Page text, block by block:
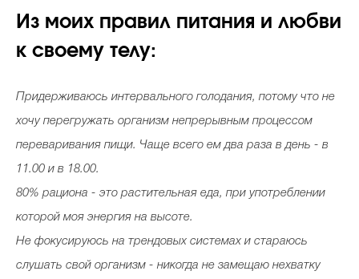
Из моих правил питания и любви
к своему телу:
Придерживаюсь интервального голодания, потому что не
хочу перегружать организм непрерывным процессом
переваривания пищи. Чаще всего ем два раза в день - в
11.00 и в 18.00.
80% рациона - это растительная еда, при употреблении
которой моя энергия на высоте.
Не фокусируюсь на трендовых системах и стараюсь
слушать свой организм - никогда не замещаю нехватку